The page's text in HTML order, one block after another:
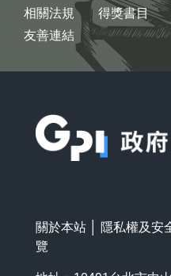
相關法規
友善連結
得獎書目
關於本站 隱私權及安
覽